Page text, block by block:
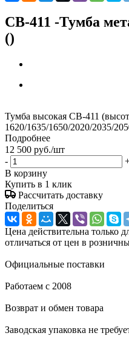
CB-411 -Тумба
()
Тумба высокая CB-411
1620/1635/1650/2020/2035/
Подробнее
12 500 руб./шт
-
В корзину
Купить в 1 клик
Рассчитать доставку
Поделиться
Цена действительна только
отличаться от цен в
Официальные поставки
Работаем с 2008
Возврат и обмен товара
Заводская упаковка не